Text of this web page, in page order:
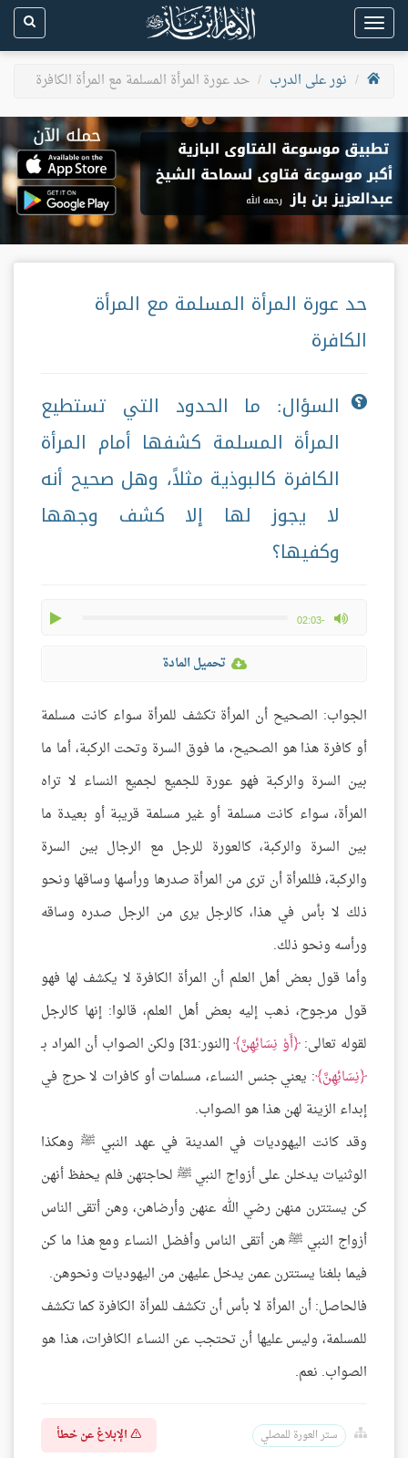
Toggle
navigation
نور على الدرب
حد عورة المرأة المسلمة مع المرأة الكافرة
حد عورة المرأة المسلمة مع المرأة
الكافرة
السؤال: ما الحدود التي تستطيع
المرأة المسلمة كشفها أمام المرأة
الكافرة كالبوذية مثلاً، وهل صحيح أنه
لا يجوز لها إلا كشف وجهها
وكفيها؟
-02:03
max volume
تحميل المادة
الجواب: الصحيح أن المرأة تكشف للمرأة سواء كانت مسلمة
أو كافرة هذا هو الصحيح، ما فوق السرة وتحت الركبة، أما ما
بين السرة والركبة فهو عورة للجميع لجميع النساء لا تراه
المرأة، سواء كانت مسلمة أو غير مسلمة قريبة أو بعيدة ما
بين السرة والركبة، كالعورة للرجل مع الرجال بين السرة
والركبة، فللمرأة أن ترى من المرأة صدرها ورأسها وساقها ونحو
ذلك لا بأس في هذا، كالرجل يرى من الرجل صدره وساقه
ورأسه ونحو ذلك.
وأما قول بعض أهل العلم أن المرأة الكافرة لا يكشف لها فهو
قول مرجوح، ذهب إليه بعض أهل العلم، قالوا: إنها كالرجل
لقوله تعالى: أَوْ نِسَائِهِنَّ [النور:31] ولكن الصواب أن المراد بـ
نِسَائِهِنَّ : يعني جنس النساء، مسلمات أو كافرات لا حرج في
إبداء الزينة لهن هذا هو الصواب.
وقد كانت اليهوديات في المدينة في عهد النبي ﷺ وهكذا
الوثنيات يدخلن على أزواج النبي ﷺ لحاجتهن فلم يحفظ أنهن
كن يستترن منهن رضي الله عنهن وأرضاهن، وهن أتقى الناس
أزواج النبي ﷺ هن أتقى الناس وأفضل النساء ومع هذا ما كن
فيما بلغنا يستترن عمن يدخل عليهن من اليهوديات ونحوهن.
فالحاصل: أن المرأة لا بأس أن تكشف للمرأة الكافرة كما تكشف
للمسلمة، وليس عليها أن تحتجب عن النساء الكافرات، هذا هو
الصواب. نعم.
ستر العورة للمصلي الإبلاغ عن خطأ